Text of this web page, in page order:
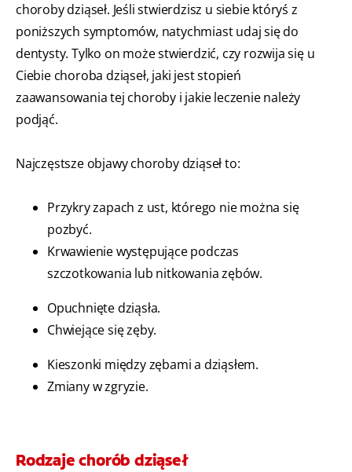
choroby dziąseł. Jeśli stwierdzisz u siebie któryś z
poniższych symptomów, natychmiast udaj się do
dentysty. Tylko on może stwierdzić, czy rozwija się u
Ciebie choroba dziąseł, jaki jest stopień
zaawansowania tej choroby i jakie leczenie należy
podjąć.
Najczęstsze objawy choroby dziąseł to:
Przykry zapach z ust, którego nie można się
pozbyć.
Krwawienie występujące podczas
szczotkowania lub nitkowania zębów.
Opuchnięte dziąsła.
Chwiejące się zęby.
Kieszonki między zębami a dziąsłem.
Zmiany w zgryzie.
Rodzaje chorób dziąseł